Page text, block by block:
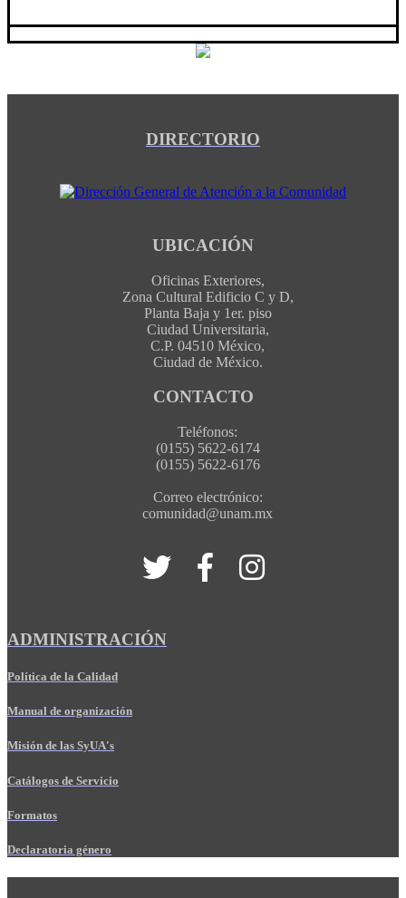
DIRECTORIO
UBICACIÓN
Oficinas Exteriores,
Zona Cultural Edificio C y D,
Planta Baja y 1er. piso
Ciudad Universitaria,
C.P. 04510 México,
Ciudad de México.
CONTACTO
Teléfonos:
(0155) 5622-6174
(0155) 5622-6176
Correo electrónico:
comunidad@unam.mx
ADMINISTRACIÓN
Política de la Calidad
Manual de organización
Misión de las SyUA's
Catálogos de Servicio
Formatos
Declaratoria género